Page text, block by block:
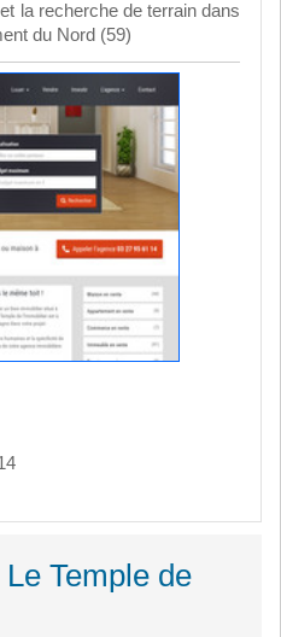
la recherche de terrain dans
du Nord (59)
Temple de